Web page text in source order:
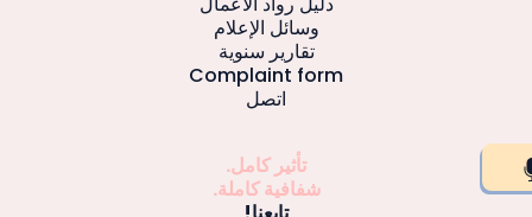
تأثير كامل.
شفافية كاملة.
وسائل الإعلام
تقارير سنوية
Complaint form
اتصل